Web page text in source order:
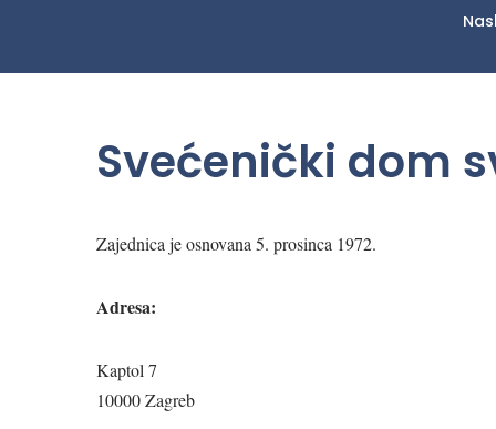
Svećenički dom
Zajednica je osnovana 5. prosinca 1972.
Adresa:
Kaptol 7
10000 Zagreb